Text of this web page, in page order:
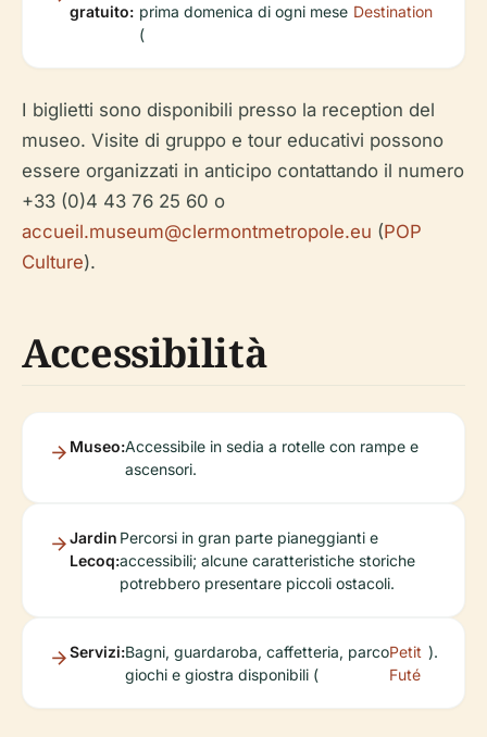
gratuito: prima domenica di ogni mese
(
Destination
I biglietti sono disponibili presso la reception del
museo. Visite di gruppo e tour educativi possono
essere organizzati in anticipo contattando il numero
+33 (0)4 43 76 25 60 o
accueil.museum@clermontmetropole.eu (POP
Culture).
Accessibilità
Museo:Accessibile in sedia a rotelle con rampe e
ascensori.
Jardin
Lecoq:
Percorsi in gran parte pianeggianti e
accessibili; alcune caratteristiche storiche
potrebbero presentare piccoli ostacoli.
Servizi:Bagni, guardaroba, caffetteria, parco
giochi e giostra disponibili (
Petit
Futé
).